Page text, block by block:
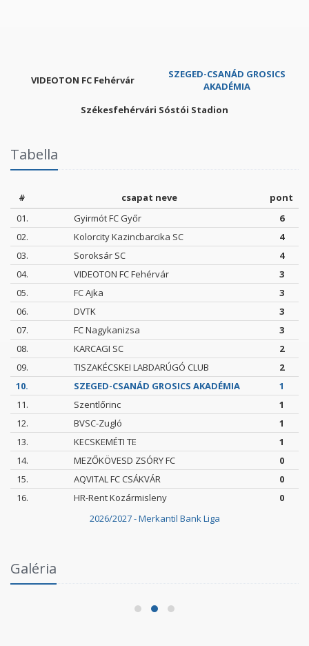
VIDEOTON FC Fehérvár
SZEGED-CSANÁD GROSICS
AKADÉMIA
Székesfehérvári Sóstói Stadion
Tabella
2026/2027 - Merkantil Bank Liga
# csapat neve
pont
01.
Gyirmót FC Győr
6
02.
Kolorcity Kazincbarcika SC
4
03.
Soroksár SC
4
04.
VIDEOTON FC Fehérvár
3
05.
FC Ajka
3
06.
DVTK
3
07.
FC Nagykanizsa
3
08.
KARCAGI SC
2
09.
TISZAKÉCSKEI LABDARÚGÓ CLUB
2
10.
SZEGED-CSANÁD GROSICS AKADÉMIA
1
11.
Szentlőrinc
1
12.
BVSC-Zugló
1
13.
KECSKEMÉTI TE
1
14.
MEZŐKÖVESD ZSÓRY FC
0
15.
AQVITAL FC CSÁKVÁR
0
16.
HR-Rent Kozármisleny 0
Galéria
Fórumban
2026.06.03.